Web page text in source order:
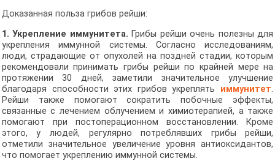
Доказанная польза грибов рейши:
1. Укрепление иммунитета. Грибы рейши очень полезны для
укрепления иммунной системы. Согласно исследованиям,
люди, страдающие от опухолей на поздней стадии, которым
рекомендовали принимать грибы рейши по крайней мере на
протяжении 30 дней, заметили значительное улучшение
благодаря способности этих грибов укреплять иммунитет.
Рейши также помогают сократить побочные эффекты,
связанные с лечением облучением и химиотерапией, а также
помогают при постоперационном восстановлении. Кроме
этого, у людей, регулярно потреблявших грибы рейши,
отметили значительное увеличение уровня антиоксидантов,
что помогает укреплению иммунной системы.